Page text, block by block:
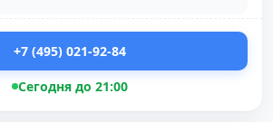
+7 (495) 021-92-84
Сегодня до 21:00